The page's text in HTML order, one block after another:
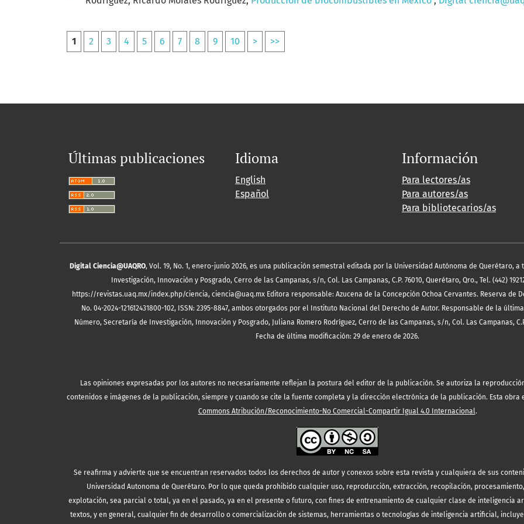
1 2 3 4 5 6 7 8 9 10 > >>
Últimas publicaciones Idioma
English
Español
Información
Para lectores/as
Para autores/as
Para bibliotecarios/as
Digital Ciencia@UAQRO, Vol. 19, No. 1, enero-junio 2026, es una publicación semestral editada por la Universidad Autónoma de Querétaro,
Investigación, Innovación y Posgrado, Cerro de las Campanas, s/n, Col. Las Campanas, C.P. 76010, Querétaro, Qro., Tel. (442)
https://revistas.uaq.mx/index.php/ciencia, ciencia@uaq.mx Editora responsable: Azucena de la Concepción Ochoa Cervantes. Reserva de
No. 04-2024-121612431800-102, ISSN: 2395-8847, ambos otorgados por el Instituto Nacional del Derecho de Autor. Responsable de la
Número, Secretaría de Investigación, Innovación y Posgrado, Juliana Romero Rodríguez, Cerro de las Campanas, s/n, Col. Las Campanas,
Fecha de última modificación: 29 de enero de 2026.
Las opiniones expresadas por los autores no necesariamente reflejan la postura del editor de la publicación. Se autoriza la
contenidos e imágenes de la publicación, siempre y cuando se cite la fuente completa y la dirección electrónica de la publicación. Esta obra
Commons Atribución/Reconocimiento-No Comercial-Compartir Igual 4.0 Internacional.
Se reafirma y advierte que se encuentran reservados todos los derechos de autor y conexos sobre esta revista y cualquiera de sus
Universidad Autonoma de Querétaro. Por lo que queda prohibido cualquier uso, reproducción, extracción, recopilación,
explotación, sea parcial o total, ya en el pasado, ya en el presente o futuro, con fines de entrenamiento de cualquier clase de inteligencia
textos, y en general, cualquier fin de desarrollo o comercialización de sistemas, herramientas o tecnologías de inteligencia artificial,